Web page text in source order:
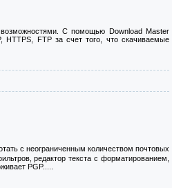
С помощью Download Master
HTTPS, FTP за счет того, что скачиваемые
с неограниченным количеством почтовых
редактор текста с форматированием,
PGP.....